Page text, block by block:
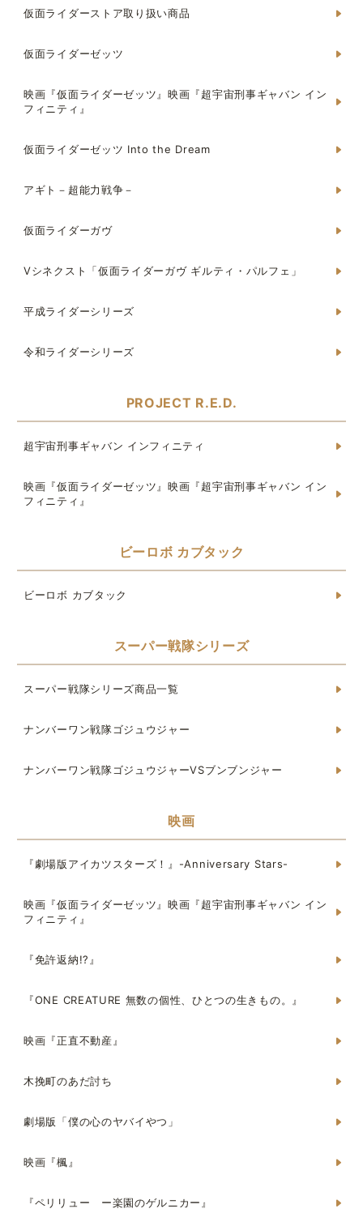
仮面ライダーストア取り扱い商品
仮面ライダーゼッツ
映画『仮面ライダーゼッツ』映画『超宇宙刑事ギャバン イン
フィニティ』
仮面ライダーゼッツ Into the Dream
アギト－超能力戦争－
仮面ライダーガヴ
Vシネクスト「仮面ライダーガヴ ギルティ・パルフェ」
平成ライダーシリーズ
令和ライダーシリーズ
PROJECT R.E.D.
超宇宙刑事ギャバン インフィニティ
映画『仮面ライダーゼッツ』映画『超宇宙刑事ギャバン イン
フィニティ』
ビーロボ カブタック
ビーロボ カブタック
スーパー戦隊シリーズ
スーパー戦隊シリーズ商品一覧
ナンバーワン戦隊ゴジュウジャー
ナンバーワン戦隊ゴジュウジャーVSブンブンジャー
映画
『劇場版アイカツスターズ！』-Anniversary Stars-
映画『仮面ライダーゼッツ』映画『超宇宙刑事ギャバン イン
フィニティ』
『免許返納!?』
『ONE CREATURE 無数の個性、ひとつの生きもの。』
映画『正直不動産』
木挽町のあだ討ち
劇場版「僕の心のヤバイやつ」
映画『楓』
『ペリリュー ー楽園のゲルニカー』